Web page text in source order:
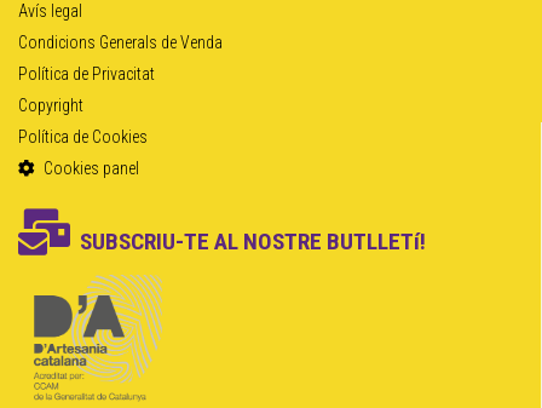
Avís legal
Condicions Generals de Venda
Política de Privacitat
Copyright
Política de Cookies
Cookies panel
SUBSCRIU-TE AL NOSTRE BUTLLETí!